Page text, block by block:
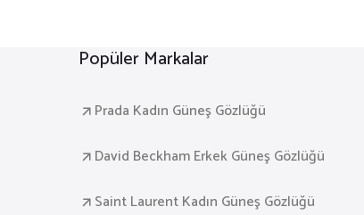
Popüler Markalar
Prada Kadın Güneş Gözlüğü
David Beckham Erkek Güneş Gözlüğü
Saint Laurent Kadın Güneş Gözlüğü